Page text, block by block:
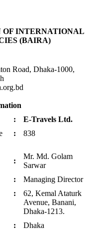
OF INTERNATIONAL
(BAIRA)
Road, Dhaka-1000,
:
E-Travels Ltd.
: 838
:
Mr. Md. Golam
Sarwar
:
Managing Director
:
62, Kemal Ataturk
Avenue, Banani,
Dhaka-1213.
:
Dhaka